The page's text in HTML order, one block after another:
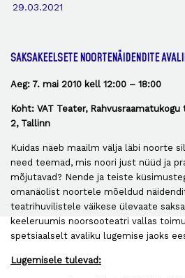
29.03.2021
SAKSAKEELSETE NOORTENÄIDENDITE
Aeg: 7. mai 2010 kell 12:00 – 18:00
Koht: VAT Teater,
2, Tallinn
Kuidas näeb maailm välja läbi noorte
need teemad, mis noori just nüüd ja
mõjutavad? Nende ja teiste
omanäolist noortele mõeldud
teatrihuvilistele väikese ülevaate
keeleruumis noorsooteatri vallas
spetsiaalselt avaliku lugemise jaoks
Lugemisele tulevad: